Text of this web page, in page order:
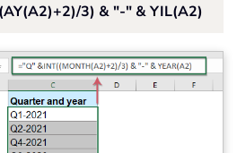
3) & "-" & YIL(A2)